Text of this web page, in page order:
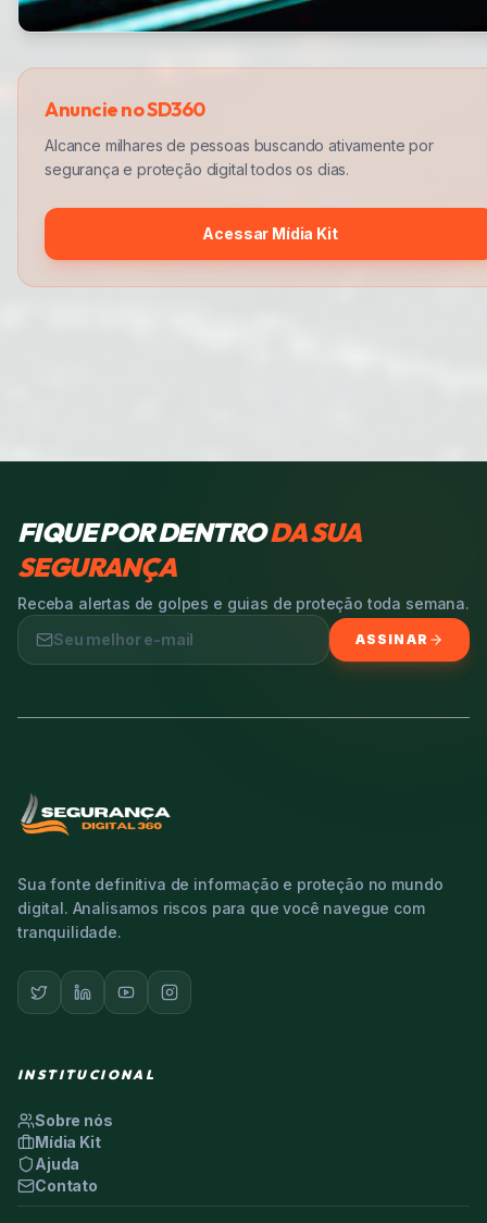
Anuncie no SD360
Alcance milhares de pessoas buscando ativamente por
segurança e proteção digital todos os dias.
Acessar Mídia Kit
FIQUE POR DENTRODA SUA
SEGURANÇA
Receba alertas de golpes e guias de proteção toda semana.
ASSINAR
Sua fonte definitiva de informação e proteção no mundo
digital. Analisamos riscos para que você navegue com
tranquilidade.
INSTITUCIONAL
Sobre nós
Mídia Kit
Ajuda
Contato